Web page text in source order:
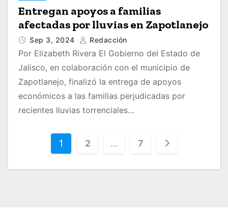
Entregan apoyos a familias
afectadas por lluvias en Zapotlanejo
Sep 3, 2024 Redacción
Por Elizabeth Rivera El Gobierno del Estado de
Jalisco, en colaboración con el municipio de
Zapotlanejo, finalizó la entrega de apoyos
económicos a las familias perjudicadas por
recientes lluvias torrenciales…
1 2 … 7